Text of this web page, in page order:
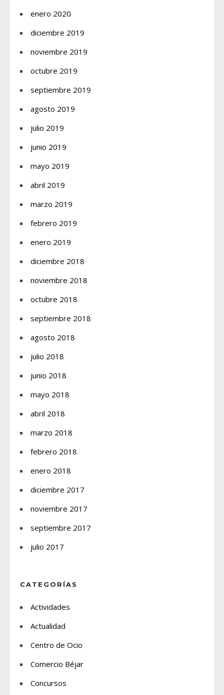
enero 2020
diciembre 2019
noviembre 2019
octubre 2019
septiembre 2019
agosto 2019
julio 2019
junio 2019
mayo 2019
abril 2019
marzo 2019
febrero 2019
enero 2019
diciembre 2018
noviembre 2018
octubre 2018
septiembre 2018
agosto 2018
julio 2018
junio 2018
mayo 2018
abril 2018
marzo 2018
febrero 2018
enero 2018
diciembre 2017
noviembre 2017
septiembre 2017
julio 2017
CATEGORÍAS
Actividades
Actualidad
Centro de Ocio
Comercio Béjar
Concursos